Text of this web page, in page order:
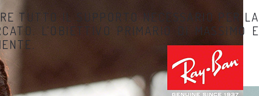
TUTTO IL SUPPORTO NECESSARIO PER LA
L’OBIETTIVO PRIMARIO DI MASSIMO E